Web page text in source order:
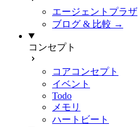
エージェントプラザ
ブログ & 比較 →
コンセプト
コアコンセプト
イベント
Todo
メモリ
ハートビート